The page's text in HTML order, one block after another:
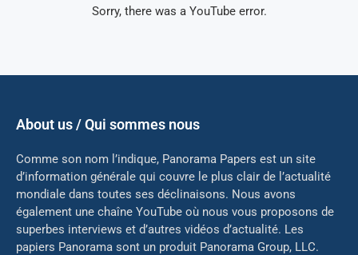
Sorry, there was a YouTube error.
About us / Qui sommes nous
Comme son nom l’indique, Panorama Papers est un site
d’information générale qui couvre le plus clair de l’actualité
mondiale dans toutes ses déclinaisons. Nous avons
également une chaîne YouTube où nous vous proposons de
superbes interviews et d’autres vidéos d’actualité. Les
papiers Panorama sont un produit Panorama Group, LLC.